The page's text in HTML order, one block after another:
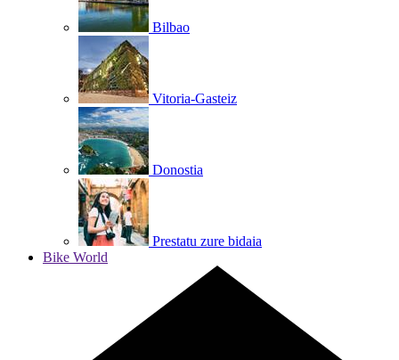
Bilbao
Vitoria-Gasteiz
Donostia
Prestatu zure bidaia
Bike World